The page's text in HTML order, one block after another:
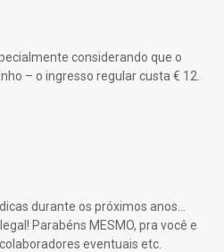
considerando que o
– o ingresso regular custa € 12.
durante os próximos anos…
Parabéns MESMO, pra você e
eventuais etc.